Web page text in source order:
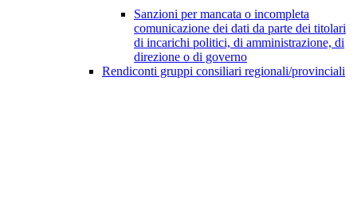
Sanzioni per mancata o incompleta
comunicazione dei dati da parte dei titolari
di incarichi politici, di amministrazione, di
direzione o di governo
Rendiconti gruppi consiliari regionali/provinciali